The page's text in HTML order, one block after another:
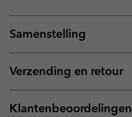
Samenstelling
Verzending en retour
Klantenbeoordelingen